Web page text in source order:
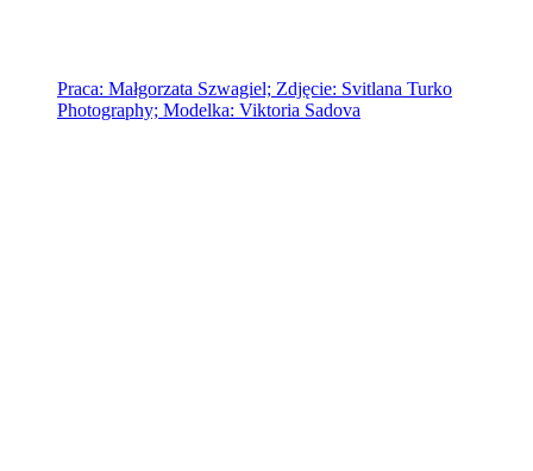
Praca: Małgorzata Szwagiel; Zdjęcie: Svitlana Turko
Photography; Modelka: Viktoria Sadova